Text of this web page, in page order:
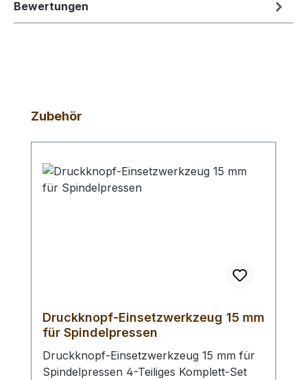
Bewertungen
Produktgalerie überspringen
Zubehör
Druckknopf-Einsetzwerkzeug 15 mm
für Spindelpressen
Druckknopf-Einsetzwerkzeug 15 mm für
Spindelpressen 4-Teiliges Komplett-Set